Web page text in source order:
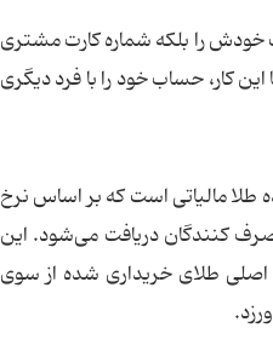
خودش را بلکه شماره کارت مشتری
کار، حساب خود را با فرد دیگری
طلا مالیاتی است که بر اساس نرخ
خرید از مصرف کنندگان دریافت می‌شود. این
اصلی طلای خریداری شده از سوی